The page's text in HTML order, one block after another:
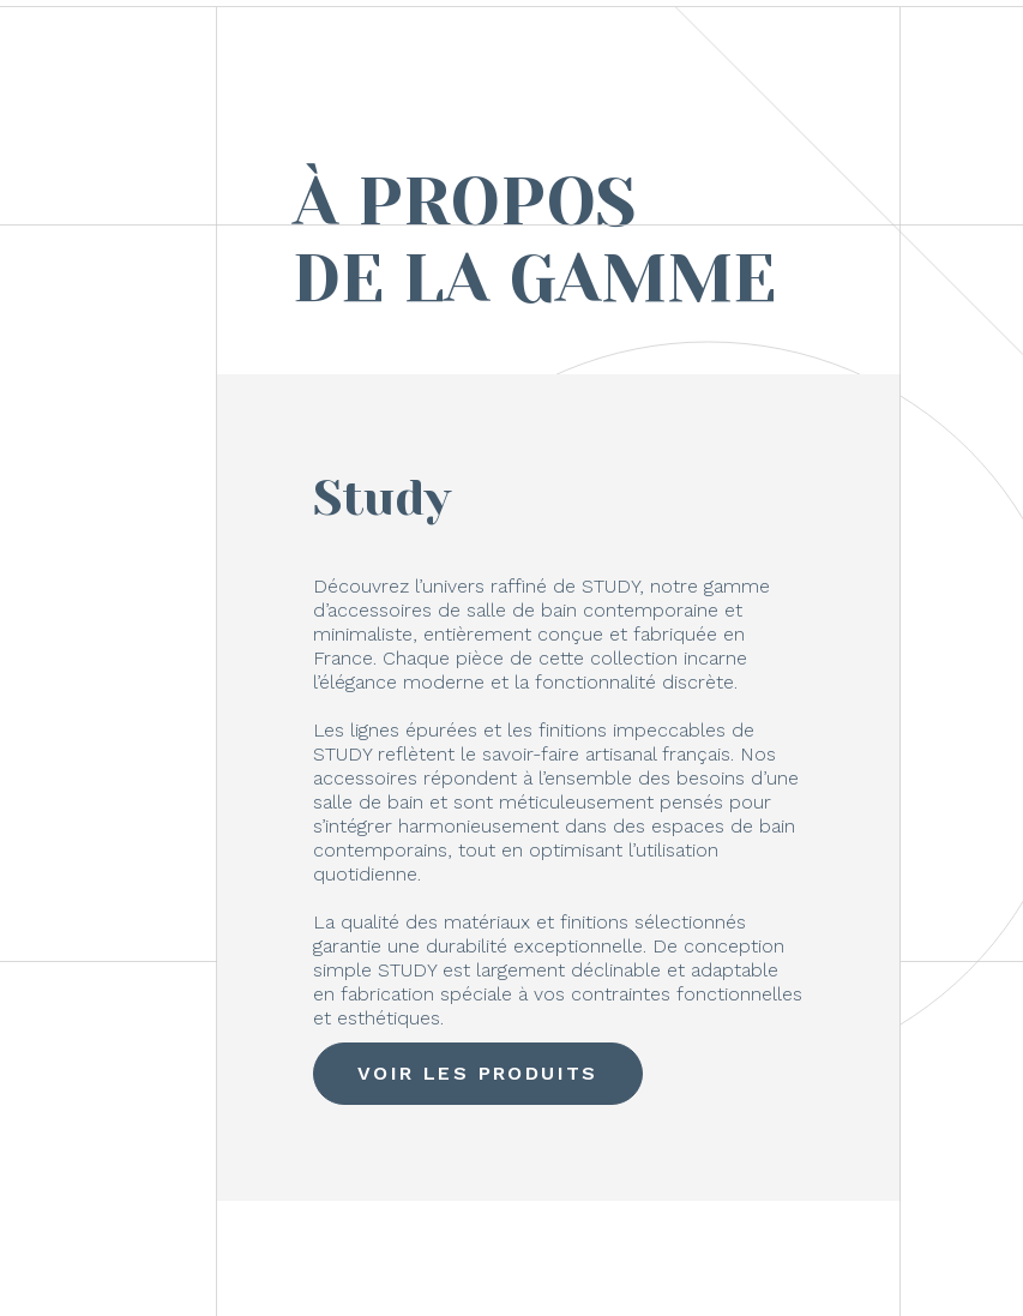
À PROPOS
DE LA GAMME
Study
Découvrez l’univers raffiné de STUDY, notre gamme
d’accessoires de salle de bain contemporaine et
minimaliste, entièrement conçue et fabriquée en
France. Chaque pièce de cette collection incarne
l’élégance moderne et la fonctionnalité discrète.
Les lignes épurées et les finitions impeccables de
STUDY reflètent le savoir-faire artisanal français. Nos
accessoires répondent à l’ensemble des besoins d’une
salle de bain et sont méticuleusement pensés pour
s’intégrer harmonieusement dans des espaces de bain
contemporains, tout en optimisant l’utilisation
quotidienne.
La qualité des matériaux et finitions sélectionnés
garantie une durabilité exceptionnelle. De conception
simple STUDY est largement déclinable et adaptable
en fabrication spéciale à vos contraintes fonctionnelles
et esthétiques.
VOIR LES PRODUITS